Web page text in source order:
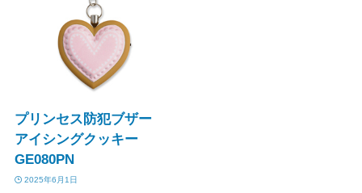
プリンセス防犯ブザー
アイシングクッキー
GE080PN
2025年6月1日